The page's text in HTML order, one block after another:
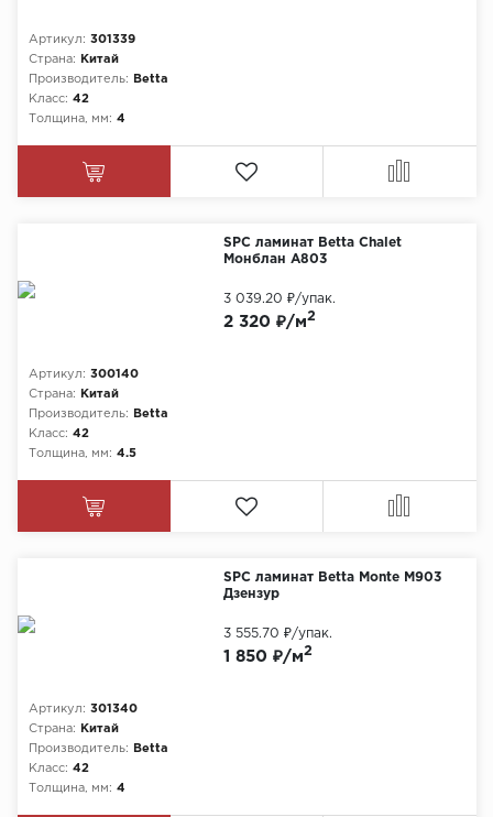
Артикул: 301339
Страна:
Китай
Производитель:
Betta
Класс: 42
Толщина, мм: 4
SPC ламинат Betta Chalet
Монблан A803
Артикул: 300140
Страна:
Китай
Производитель:
Betta
Класс: 42
Толщина, мм: 4.5
2 320 ₽/м2
3 039.20 ₽/упак.
SPC ламинат Betta Monte M903
Дзензур
Артикул: 301340
Страна:
Китай
Производитель:
Betta
Класс: 42
Толщина, мм: 4
1 850 ₽/м2
3 555.70 ₽/упак.